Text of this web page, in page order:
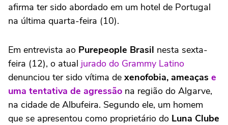
afirma ter sido abordado em um hotel de Portugal
na última quarta-feira (10).
Em entrevista ao Purepeople Brasil nesta sexta-
feira (12), o atual jurado do Grammy Latino
denunciou ter sido vítima de xenofobia, ameaças e
uma tentativa de agressão na região do Algarve,
na cidade de Albufeira. Segundo ele, um homem
que se apresentou como proprietário do Luna Clube